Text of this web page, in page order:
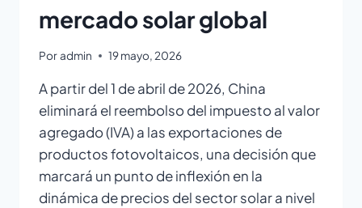
mercado solar global
Poradmin 19 mayo, 2026
A partir del 1 de abril de 2026, China
eliminará el reembolso del impuesto al valor
agregado (IVA) a las exportaciones de
productos fotovoltaicos, una decisión que
marcará un punto de inflexión en la
dinámica de precios del sector solar a nivel